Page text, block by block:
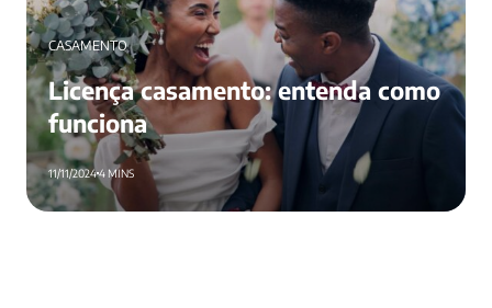
CASAMENTO
Licença casamento: entenda como
funciona
11/11/20244 MINS